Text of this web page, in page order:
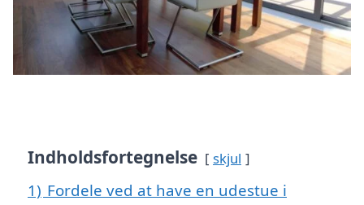
Indholdsfortegnelse skjul
1) Fordele ved at have en udestue i